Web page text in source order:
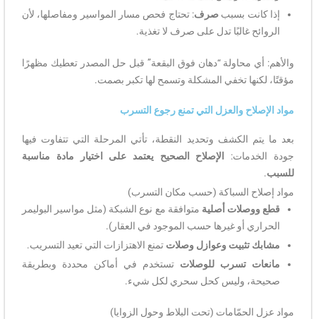
إذا كانت بسببصرف: تحتاج فحص مسار المواسير ومفاصلها، لأن
الروائح غالبًا تدل على صرف لا تغذية.
والأهم: أي محاولة “دهان فوق البقعة” قبل حل المصدر تعطيك مظهرًا
مؤقتًا، لكنها تخفي المشكلة وتسمح لها تكبر بصمت.
مواد الإصلاح والعزل التي تمنع رجوع التسرب
بعد ما يتم الكشف وتحديد النقطة، تأتي المرحلة التي تتفاوت فيها
جودة الخدمات:
الإصلاح الصحيح يعتمد على اختيار مادة مناسبة
للسبب.
مواد إصلاح السباكة (حسب مكان التسرب)
قطع ووصلات أصلية متوافقة مع نوع الشبكة (مثل مواسير البوليمر
الحراري أو غيرها حسب الموجود في العقار).
مشابك تثبيت وعوازل وصلات تمنع الاهتزازات التي تعيد التسريب.
مانعات تسرب للوصلات تستخدم في أماكن محددة وبطريقة
صحيحة، وليس كحل سحري لكل شيء.
مواد عزل الحمّامات (تحت البلاط وحول الزوايا)